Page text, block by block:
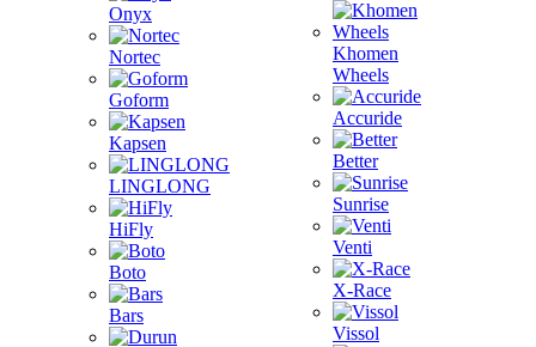
Onyx
Nortec
Goform
Kapsen
LINGLONG
HiFly
Boto
Bars
Khomen
Wheels
Accuride
Better
Sunrise
Venti
X-Race
Vissol